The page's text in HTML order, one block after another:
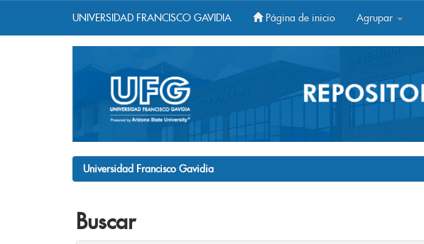
UNIVERSIDAD FRANCISCO GAVIDIA Página de inicio Agrupar
Universidad Francisco Gavidia
Buscar